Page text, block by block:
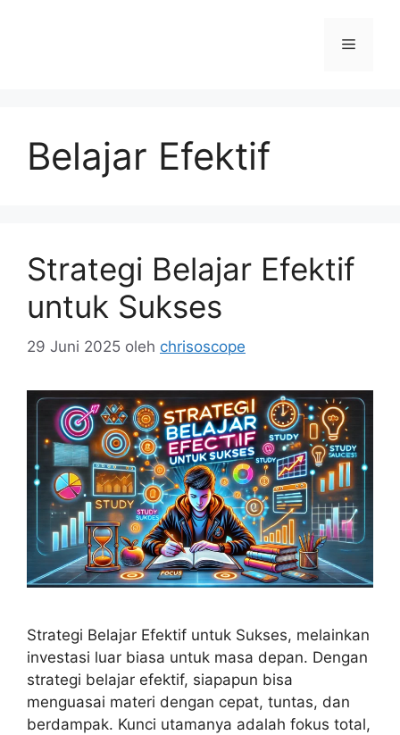
Menu
Belajar Efektif
Strategi Belajar Efektif
untuk Sukses
29 Juni 2025 oleh chrisoscope
Strategi Belajar Efektif untuk Sukses, melainkan
investasi luar biasa untuk masa depan. Dengan
strategi belajar efektif, siapapun bisa
menguasai materi dengan cepat, tuntas, dan
berdampak. Kunci utamanya adalah fokus total,